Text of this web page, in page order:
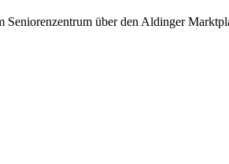
Seniorenzentrum über den Aldinger